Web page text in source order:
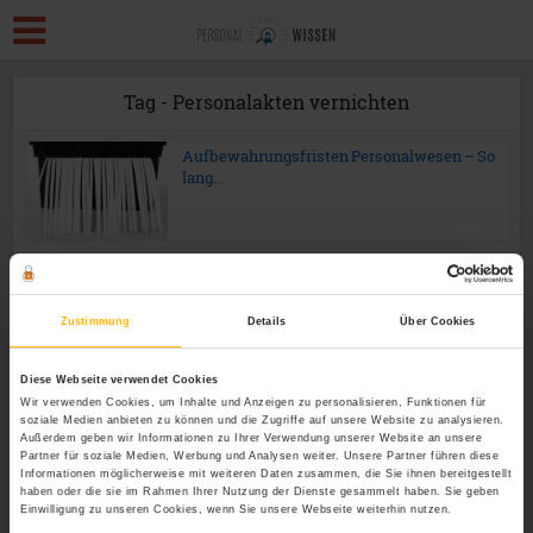
Zustimmung Details Über Cookies
Diese Webseite verwendet Cookies
Wir verwenden Cookies, um Inhalte und Anzeigen zu personalisieren, Funktionen für
soziale Medien anbieten zu können und die Zugriffe auf unsere Website zu analysieren.
Außerdem geben wir Informationen zu Ihrer Verwendung unserer Website an unsere
Partner für soziale Medien, Werbung und Analysen weiter. Unsere Partner führen diese
Informationen möglicherweise mit weiteren Daten zusammen, die Sie ihnen bereitgestellt
haben oder die sie im Rahmen Ihrer Nutzung der Dienste gesammelt haben. Sie geben
Einwilligung zu unseren Cookies, wenn Sie unsere Webseite weiterhin nutzen.
Tag - Personalakten vernichten
Aufbewahrungsfristen Personalwesen – So
lang...